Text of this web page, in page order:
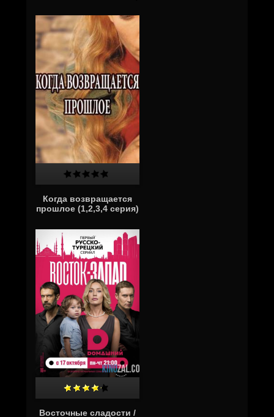
Когда возвращается
прошлое (1,2,3,4 серия)
Восточные сладости /